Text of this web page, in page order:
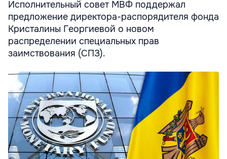
Исполнительный совет МВФ поддержал
предложение директора-распорядителя фонда
Кристалины Георгиевой о новом
распределении специальных прав
заимствования (СПЗ).